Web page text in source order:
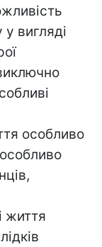
вигляді
особливо
життя